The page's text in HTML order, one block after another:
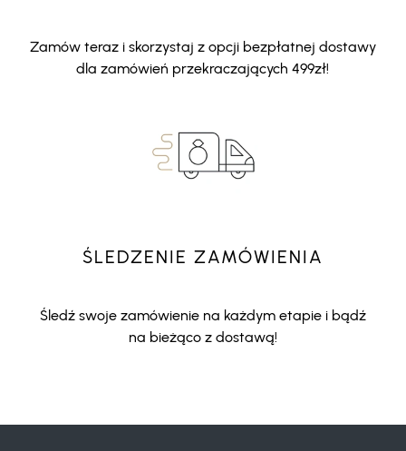
Zamów teraz i skorzystaj z opcji bezpłatnej dostawy
dla zamówień przekraczających 499zł!
ŚLEDZENIE ZAMÓWIENIA
Śledź swoje zamówienie na każdym etapie i bądź
na bieżąco z dostawą!